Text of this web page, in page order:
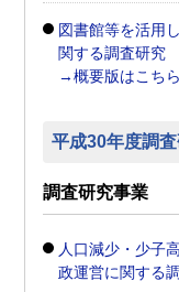
図書館等を活用
関する調査研究
→概要版はこちら
平成30年度調
調査研究事業
人口減少・少子
政運営に関する